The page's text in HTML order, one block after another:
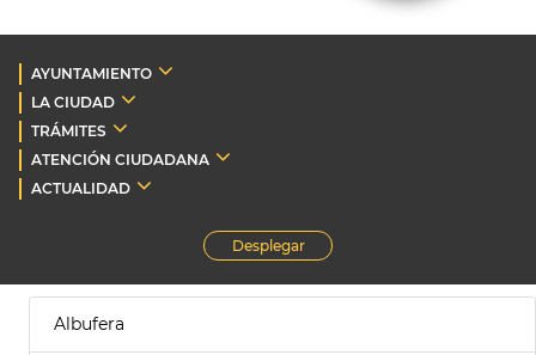
AYUNTAMIENTO
LA CIUDAD
TRÁMITES
ATENCIÓN CIUDADANA
ACTUALIDAD
Desplegar
Albufera